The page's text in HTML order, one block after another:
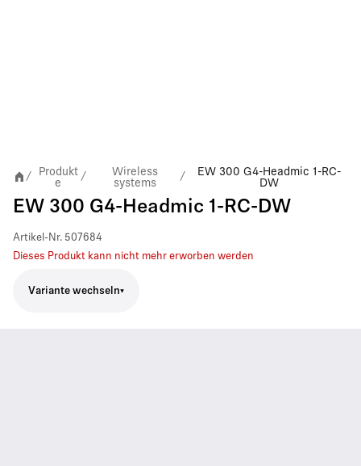
/
Produkt
e
/
Wireless
systems
/
EW 300 G4-Headmic 1-RC-
DW
EW 300 G4-Headmic 1-RC-DW
Artikel-Nr. 507684
Dieses Produkt kann nicht mehr erworben werden
Variante wechseln